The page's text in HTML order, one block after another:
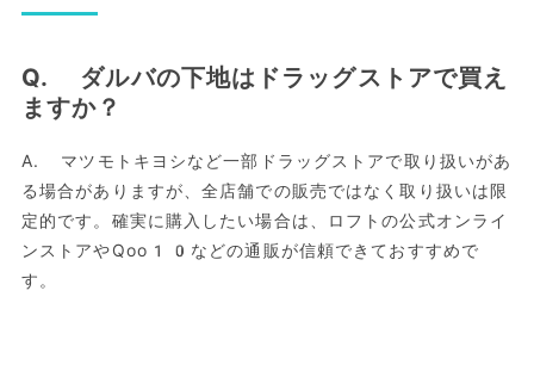
Q. ダルバの下地はドラッグストアで買え
ますか？
A. マツモトキヨシなど一部ドラッグストアで取り扱いがあ
る場合がありますが、全店舗での販売ではなく取り扱いは限
定的です。確実に購入したい場合は、ロフトの公式オンライ
ンストアやQoo10などの通販が信頼できておすすめで
す。